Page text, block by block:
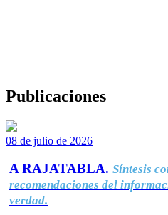
Publicaciones
08 de julio de 2026
A RAJATABLA. Síntesis
recomendaciones del
verdad.